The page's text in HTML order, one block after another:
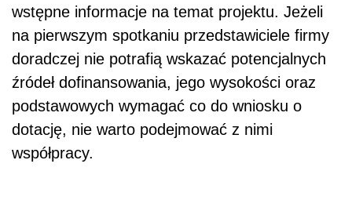
wstępne informacje na temat projektu. Jeżeli
na pierwszym spotkaniu przedstawiciele firmy
doradczej nie potrafią wskazać potencjalnych
źródeł dofinansowania, jego wysokości oraz
podstawowych wymagać co do wniosku o
dotację, nie warto podejmować z nimi
współpracy.